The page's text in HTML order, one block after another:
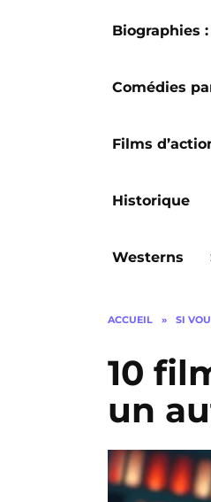
Biographies
Comédies
Films
Historique
Westerns
ACCUEIL » SI
10
un